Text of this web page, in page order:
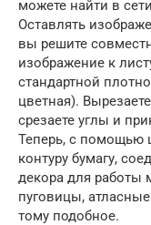
можете найти в
Оставлять
вы решите
изображение к
стандартной
цветная).
срезаете углы и
Теперь, с помощью
контуру бумагу,
декора для работы
пуговицы,
тому подобное.